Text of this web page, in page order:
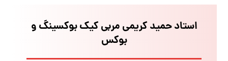
استاد حمید کریمی مربی کیک بوکسینگ و
بوکس